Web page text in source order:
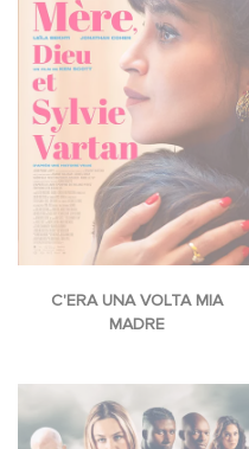
C'ERA UNA VOLTA MIA
MADRE